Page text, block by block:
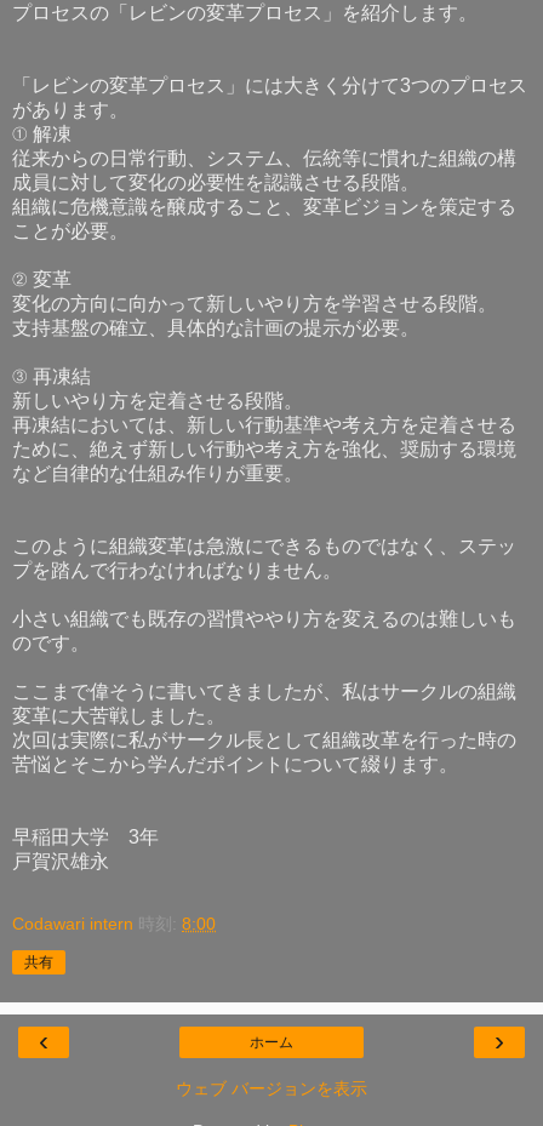
プロセスの「レビンの変革プロセス」を紹介します。
「レビンの変革プロセス」には大きく分けて3つのプロセス
があります。
① 解凍
従来からの日常行動、システム、伝統等に慣れた組織の構
成員に対して変化の必要性を認識させる段階。
組織に危機意識を醸成すること、変革ビジョンを策定する
ことが必要。
② 変革
変化の方向に向かって新しいやり方を学習させる段階。
支持基盤の確立、具体的な計画の提示が必要。
③ 再凍結
新しいやり方を定着させる段階。
再凍結においては、新しい行動基準や考え方を定着させる
ために、絶えず新しい行動や考え方を強化、奨励する環境
など自律的な仕組み作りが重要。
このように組織変革は急激にできるものではなく、ステッ
プを踏んで行わなければなりません。
小さい組織でも既存の習慣ややり方を変えるのは難しいも
のです。
ここまで偉そうに書いてきましたが、私はサークルの組織
変革に大苦戦しました。
次回は実際に私がサークル長として組織改革を行った時の
苦悩とそこから学んだポイントについて綴ります。
早稲田大学 3年
戸賀沢雄永
Codawari intern 時刻: 8:00
共有
‹ ›
ホーム
ウェブ バージョンを表示